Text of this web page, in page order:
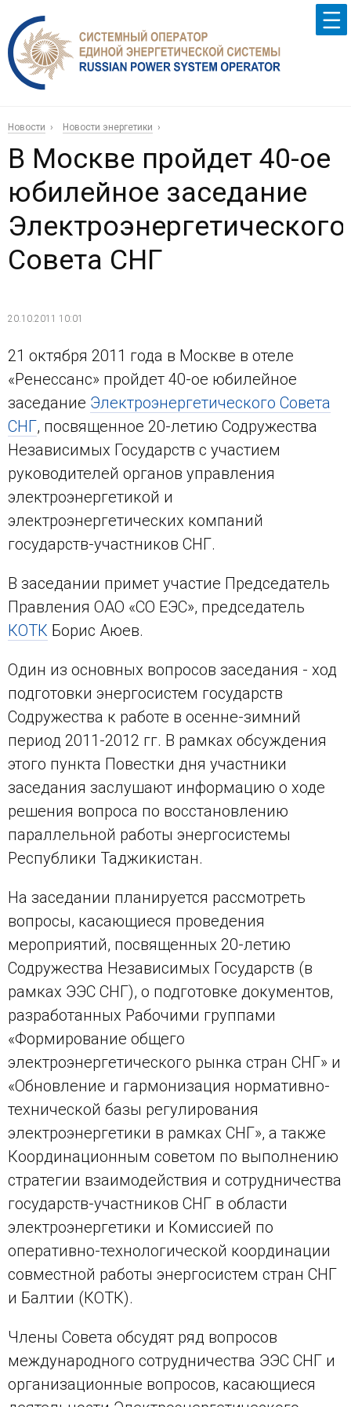
Новости Новости энергетики
В Москве пройдет 40-ое
юбилейное заседание
Электроэнергетического
Совета СНГ
20.10.2011 10:01
21 октября 2011 года в Москве в отеле
«Ренессанс» пройдет 40-ое юбилейное
заседание Электроэнергетического Совета
СНГ, посвященное 20-летию Содружества
Независимых Государств с участием
руководителей органов управления
электроэнергетикой и
электроэнергетических компаний
государств-участников СНГ.
В заседании примет участие Председатель
Правления ОАО «СО ЕЭС», председатель
КОТК Борис Аюев.
Один из основных вопросов заседания - ход
подготовки энергосистем государств
Содружества к работе в осенне-зимний
период 2011-2012 гг. В рамках обсуждения
этого пункта Повестки дня участники
заседания заслушают информацию о ходе
решения вопроса по восстановлению
параллельной работы энергосистемы
Республики Таджикистан.
На заседании планируется рассмотреть
вопросы, касающиеся проведения
мероприятий, посвященных 20-летию
Содружества Независимых Государств (в
рамках ЭЭС СНГ), о подготовке документов,
разработанных Рабочими группами
«Формирование общего
электроэнергетического рынка стран СНГ» и
«Обновление и гармонизация нормативно-
технической базы регулирования
электроэнергетики в рамках СНГ», а также
Координационным советом по выполнению
стратегии взаимодействия и сотрудничества
государств-участников СНГ в области
электроэнергетики и Комиссией по
оперативно-технологической координации
совместной работы энергосистем стран СНГ
и Балтии (КОТК).
Члены Совета обсудят ряд вопросов
международного сотрудничества ЭЭС СНГ и
организационные вопросов, касающиеся